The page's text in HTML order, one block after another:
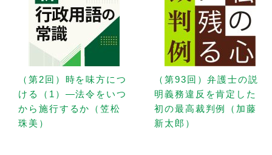
（第2回）時を味方につ
ける（1）—法令をいつ
から施行するか（笠松
珠美）
（第93回）弁護士の説
明義務違反を肯定した
初の最高裁判例（加藤
新太郎）